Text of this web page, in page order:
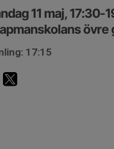
11 maj, 17:30-
övre
17:15